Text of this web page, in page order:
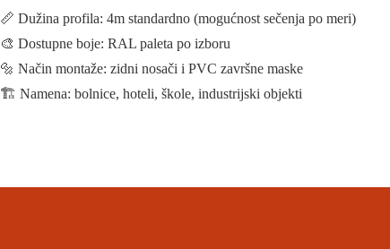
📏 Dužina profila: 4m standardno (mogućnost sečenja po meri)
🎨 Dostupne boje: RAL paleta po izboru
🔩 Način montaže: zidni nosači i PVC završne maske
🏗️ Namena: bolnice, hoteli, škole, industrijski objekti